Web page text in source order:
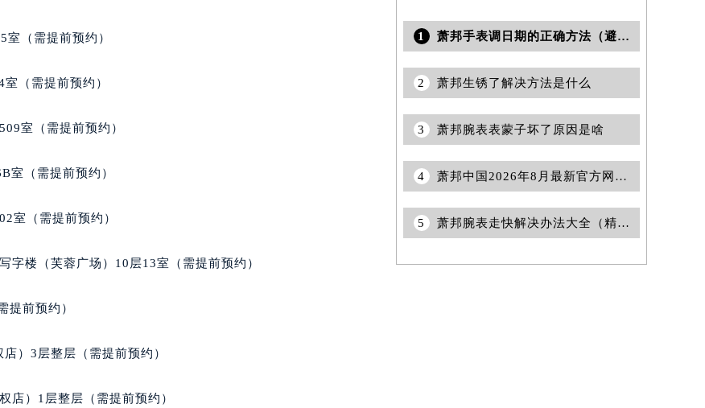
务中心（需提前预约）
服务中心（需提前预约）
口萧邦售后服务中心（需提前预约）
中心（需提前预约）
心（需提前预约）
服务中心（需提前预约）
中心（需提前预约）
心（需提前预约）
心（需提前预约）
（需提前预约）
（需提前预约）
室（需提前预约）
室（需提前预约）
室（需提前预约）
字楼（芙蓉广场）10层13室（需提前预约）
提前预约）
）3层整层（需提前预约）
店）1层整层（需提前预约）
1 萧邦手表调日期的正确方法（避免常见错误的指南）
2 萧邦生锈了解决方法是什么
3 萧邦腕表表蒙子坏了原因是啥
4 萧邦中国2026年8月最新官方网点地址及全国统一客服热线电话
5 萧邦腕表走快解决办法大全（精准维修与日常保养指南）